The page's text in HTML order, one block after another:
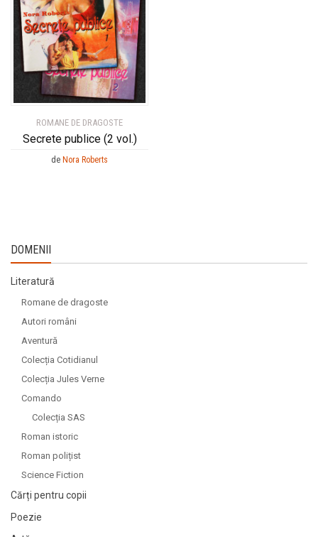
ROMANE DE DRAGOSTE
Secrete publice (2 vol.)
de Nora Roberts
DOMENII
Literatură
Romane de dragoste
Autori români
Aventură
Colecția Cotidianul
Colecția Jules Verne
Comando
Colecția SAS
Roman istoric
Roman polițist
Science Fiction
Cărți pentru copii
Poezie